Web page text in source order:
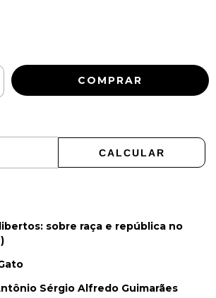
CALCULAR
sobre raça e república no
Sérgio Alfredo Guimarães